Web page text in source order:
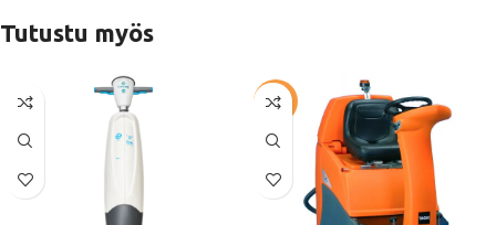
Tutustu myös
-39%